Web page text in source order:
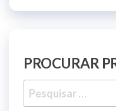
PROCURAR
Pesquisar
por: